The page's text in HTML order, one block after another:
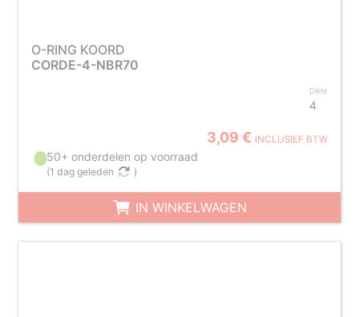
O-RING KOORD
CORDE-4-NBR70
Dikte
4
3,09 € INCLUSIEF BTW
50+ onderdelen op voorraad
(1 dag geleden )
IN WINKELWAGEN